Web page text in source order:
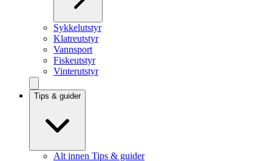
Sykkelutstyr
Klatreutstyr
Vannsport
Fiskeutstyr
Vinterutstyr
Tips & guider
Alt innen Tips & guider